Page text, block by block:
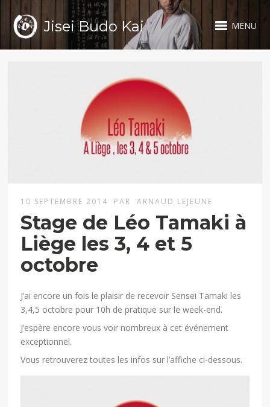
Jisei Budo Kai MENU
10 SEPTEMBRE 2014 PAR ARNAUD LEJEUNE
Stage de Léo Tamaki à
Liège les 3, 4 et 5
octobre
J’ai encore un fois le plaisir de recevoir Sensei Tamaki les
3,4,5 octobre pour 10h de pratique sur le week-end.
J’espère encore vous voir nombreux à cet événement
exceptionnel.
Vous retrouverez toutes les infos sur l’affiche ci-dessous.